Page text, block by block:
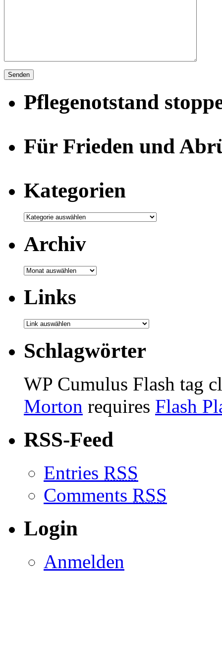
Pflegenotstand
Für Frieden und
Kategorien
Archiv
Archiv
Links
Schlagwörter
WP Cumulus Flash tag
Morton requires Flash
RSS-Feed
Entries RSS
Comments RSS
Login
Anmelden